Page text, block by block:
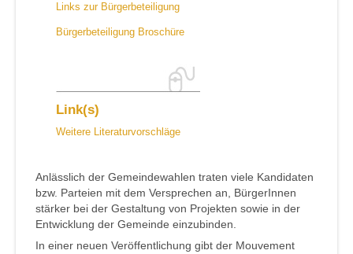
Links zur Bürgerbeteiligung
Bürgerbeteiligung Broschüre
Link(s)
Weitere Literaturvorschläge
Anlässlich der Gemeindewahlen traten viele Kandidaten
bzw. Parteien mit dem Versprechen an, BürgerInnen
stärker bei der Gestaltung von Projekten sowie in der
Entwicklung der Gemeinde einzubinden.
In einer neuen Veröffentlichung gibt der Mouvement